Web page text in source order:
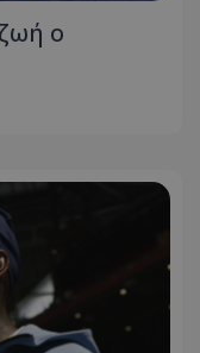
ο